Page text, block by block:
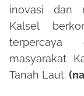
inovasi dan
Kalsel
terpercaya
masyarakat
Tanah Laut.